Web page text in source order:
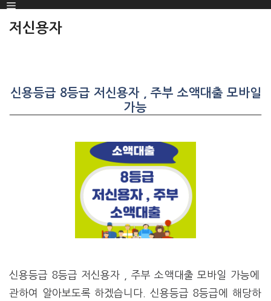
SKIP
TO
Menu
저신용자
신용등급 8등급 저신용자 , 주부 소액대출 모바일
가능
신용등급 8등급 저신용자 , 주부 소액대출 모바일 가능에
관하여 알아보도록 하겠습니다. 신용등급 8등급에 해당하